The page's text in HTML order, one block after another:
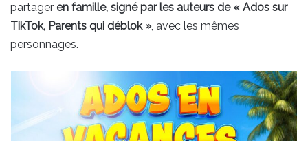
partager en famille, signé par les auteurs de « Ados sur
TikTok, Parents qui déblok », avec les mêmes
personnages.